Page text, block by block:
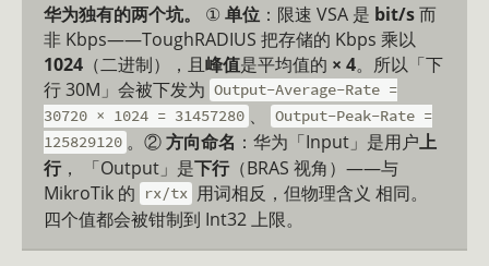
华为独有的两个坑。 ① 单位 ：限速 VSA 是 bit/s而
非 Kbps——ToughRADIUS 把存储的 Kbps 乘以
1024 （二进制），且峰值是平均值的 × 4。所以「下
行 30M」会被下发为 Output-Average-Rate =
30720 × 1024 = 31457280 、
Output-Peak-Rate =
125829120 。②方向命名 ：华为「Input」是用户上
行， 「Output」是下行（BRAS 视角）——与
MikroTik 的
rx/tx 用词相反，但物理含义 相同。
四个值都会被钳制到 Int32 上限。